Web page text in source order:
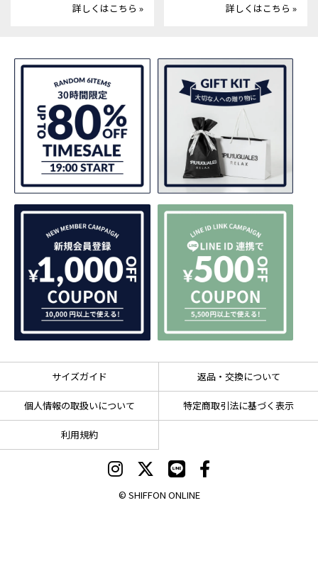
詳しくはこちら »
詳しくはこちら »
サイズガイド 返品・交換について
個人情報の取扱いについて 特定商取引法に基づく表示
利用規約
© SHIFFON ONLINE